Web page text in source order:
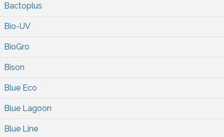
Bactoplus
Bio-UV
BioGro
Bison
Blue Eco
Blue Lagoon
Blue Line